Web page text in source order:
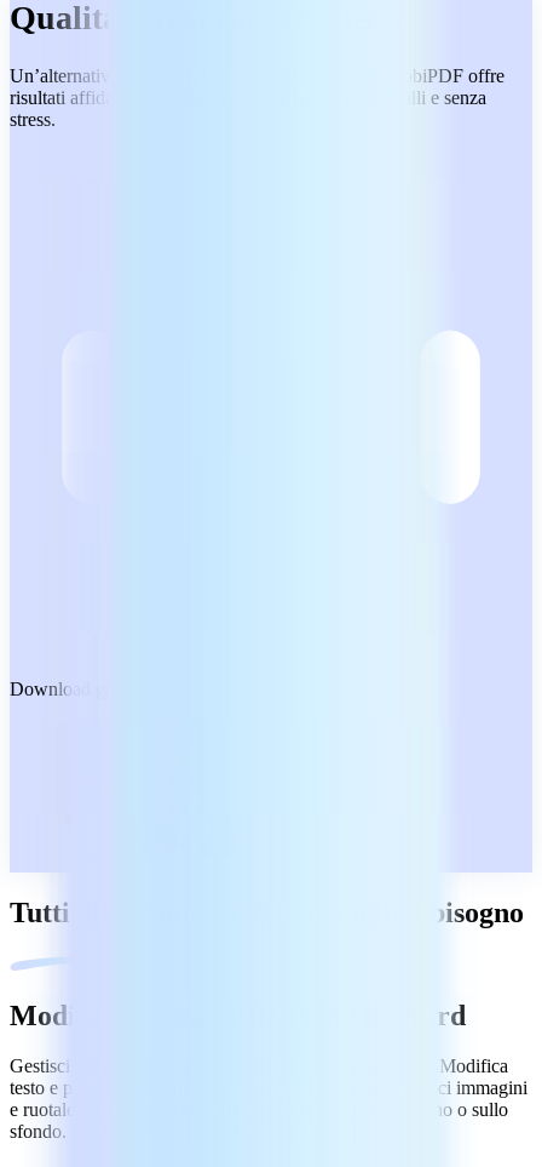
Qualità senza compromessi
Un’alternativa sicura ad Adobe, pensata per tutti. MobiPDF offre
risultati affidabili e professionali, per lavorare tranquilli e senza
stress.
Download gratuito
Tutti gli strumenti PDF di cui hai bisogno
Modifica e crea i PDF come in Word
Gestisci le tue attività (e la tua giornata) senza problemi. Modifica
testo e paragrafi. Personalizza lo stile e i caratteri. Inserisci immagini
e ruotale a tuo piacimento. Metti gli oggetti in primo piano o sullo
sfondo. Crea PDF da scansioni o inizia da zero.